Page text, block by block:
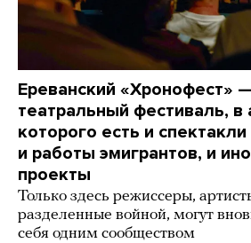
Ереванский «Хронофест»
театральный фестиваль,
которого есть и спектакли
и работы эмигрантов, и
проекты
Только здесь режиссеры,
разделенные войной, могут
себя одним сообществом